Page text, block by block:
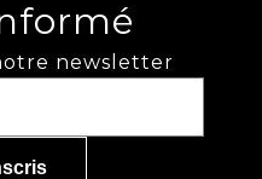
newsletter